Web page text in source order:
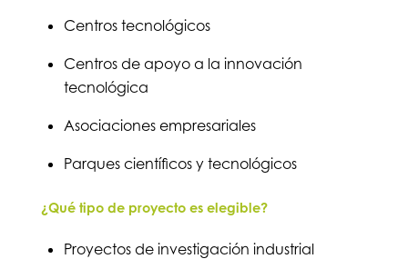
Centros tecnológicos
Centros de apoyo a la innovación
tecnológica
Asociaciones empresariales
Parques científicos y tecnológicos
¿Qué tipo de proyecto es elegible?
Proyectos de investigación industrial